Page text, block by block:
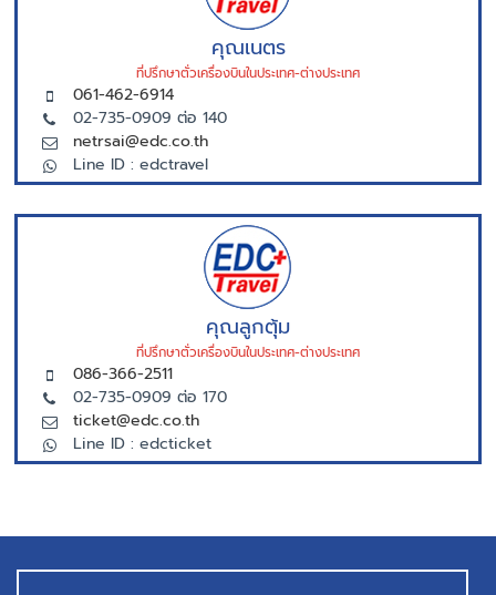
คุณเนตร
ที่ปรึกษาตั่วเครื่องบินในประเทศ-ต่างประเทศ
061-462-6914
02-735-0909 ต่อ 140
netrsai@edc.co.th
Line ID : edctravel
คุณลูกตุ้ม
ที่ปรึกษาตั่วเครื่องบินในประเทศ-ต่างประเทศ
086-366-2511
02-735-0909 ต่อ 170
ticket@edc.co.th
Line ID : edcticket